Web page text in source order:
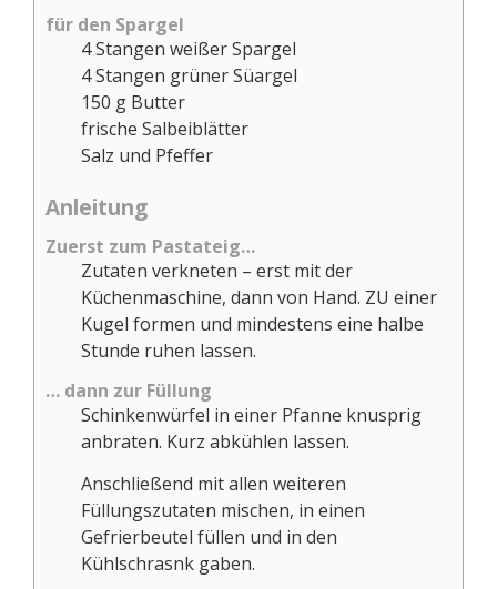
für den Spargel
4Stangen weißer Spargel
4Stangen grüner Süargel
150 g Butter
frische Salbeiblätter
Salz und Pfeffer
Anleitung
Zuerst zum Pastateig…
Zutaten verkneten – erst mit der
Küchenmaschine, dann von Hand. ZU einer
Kugel formen und mindestens eine halbe
Stunde ruhen lassen.
… dann zur Füllung
Schinkenwürfel in einer Pfanne knusprig
anbraten. Kurz abkühlen lassen.
Anschließend mit allen weiteren
Füllungszutaten mischen, in einen
Gefrierbeutel füllen und in den
Kühlschrasnk gaben.